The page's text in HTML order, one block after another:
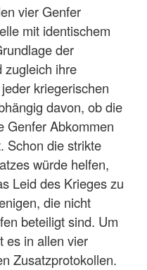
vier Genfer
mit identischem
der
zugleich ihre
kriegerischen
davon, ob die
Genfer Abkommen
Schon die strikte
würde helfen,
Leid des Krieges zu
die nicht
beteiligt sind. Um
es in allen vier
Zusatzprotokollen.